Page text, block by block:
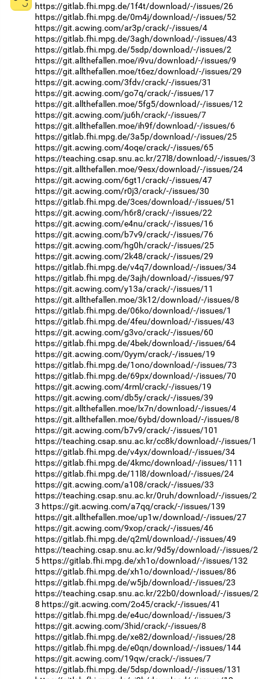
https://gitlab.fhi.mpg.de/1f4t/download/-/issues/26
https://gitlab.fhi.mpg.de/0m4j/download/-/issues/52
https://git.acwing.com/ar3p/crack/-/issues/4
https://gitlab.fhi.mpg.de/3agh/download/-/issues/43
https://gitlab.fhi.mpg.de/5sdp/download/-/issues/2
https://git.allthefallen.moe/i9vu/download/-/issues/9
https://git.allthefallen.moe/t6ez/download/-/issues/29
https://git.acwing.com/3fdv/crack/-/issues/31
https://git.acwing.com/go7q/crack/-/issues/17
https://git.allthefallen.moe/5fg5/download/-/issues/12
https://git.acwing.com/ju6h/crack/-/issues/7
https://git.allthefallen.moe/ih9f/download/-/issues/6
https://gitlab.fhi.mpg.de/3a5p/download/-/issues/25
https://git.acwing.com/4oqe/crack/-/issues/65
https://teaching.csap.snu.ac.kr/27l8/download/-/issues/3
https://git.allthefallen.moe/9esx/download/-/issues/24
https://git.acwing.com/6gt1/crack/-/issues/47
https://git.acwing.com/r0j3/crack/-/issues/30
https://gitlab.fhi.mpg.de/3ces/download/-/issues/51
https://git.acwing.com/h6r8/crack/-/issues/22
https://git.acwing.com/e4nu/crack/-/issues/16
https://git.acwing.com/b7v9/crack/-/issues/76
https://git.acwing.com/hg0h/crack/-/issues/25
https://git.acwing.com/2k48/crack/-/issues/29
https://gitlab.fhi.mpg.de/v4q7/download/-/issues/34
https://gitlab.fhi.mpg.de/3ajh/download/-/issues/97
https://git.acwing.com/y13a/crack/-/issues/11
https://git.allthefallen.moe/3k12/download/-/issues/8
https://gitlab.fhi.mpg.de/06ko/download/-/issues/1
https://gitlab.fhi.mpg.de/4feu/download/-/issues/43
https://git.acwing.com/g3vo/crack/-/issues/60
https://gitlab.fhi.mpg.de/4bek/download/-/issues/64
https://git.acwing.com/0yym/crack/-/issues/19
https://gitlab.fhi.mpg.de/1ono/download/-/issues/73
https://gitlab.fhi.mpg.de/69px/download/-/issues/70
https://git.acwing.com/4rml/crack/-/issues/19
https://git.acwing.com/db5y/crack/-/issues/39
https://git.allthefallen.moe/lx7n/download/-/issues/4
https://git.allthefallen.moe/6ybd/download/-/issues/8
https://git.acwing.com/b7v9/crack/-/issues/101
https://teaching.csap.snu.ac.kr/cc8k/download/-/issues/1
https://gitlab.fhi.mpg.de/v4yx/download/-/issues/34
https://gitlab.fhi.mpg.de/4kmc/download/-/issues/111
https://gitlab.fhi.mpg.de/11l8/download/-/issues/24
https://git.acwing.com/a108/crack/-/issues/33
https://teaching.csap.snu.ac.kr/0ruh/download/-/issues/2
3 https://git.acwing.com/a7qq/crack/-/issues/139
https://git.allthefallen.moe/up1w/download/-/issues/27
https://git.acwing.com/9xop/crack/-/issues/46
https://gitlab.fhi.mpg.de/q2ml/download/-/issues/49
https://teaching.csap.snu.ac.kr/9d5y/download/-/issues/2
5 https://gitlab.fhi.mpg.de/xh1o/download/-/issues/132
https://gitlab.fhi.mpg.de/xh1o/download/-/issues/86
https://gitlab.fhi.mpg.de/w5jb/download/-/issues/23
https://teaching.csap.snu.ac.kr/22b0/download/-/issues/2
8 https://git.acwing.com/2o45/crack/-/issues/41
https://gitlab.fhi.mpg.de/e4uc/download/-/issues/3
https://git.acwing.com/3hid/crack/-/issues/8
https://gitlab.fhi.mpg.de/xe82/download/-/issues/28
https://gitlab.fhi.mpg.de/e0qn/download/-/issues/144
https://git.acwing.com/19qw/crack/-/issues/7
https://gitlab.fhi.mpg.de/5dsp/download/-/issues/131